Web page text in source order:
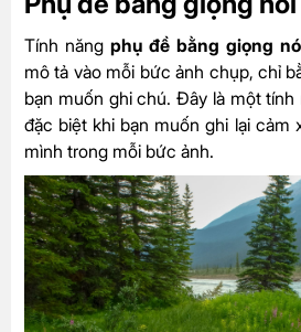
Tính năng phụ đề bằng giọng
mô tả vào mỗi bức ảnh chụp, chỉ
bạn muốn ghi chú. Đây là một tính
đặc biệt khi bạn muốn ghi lại cảm
mình trong mỗi bức ảnh.